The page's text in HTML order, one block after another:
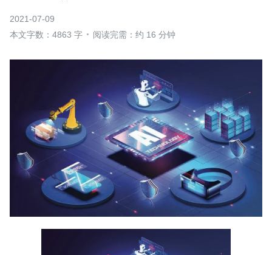
2021-07-09
本文字数：4863 字
阅读完需：约 16 分钟